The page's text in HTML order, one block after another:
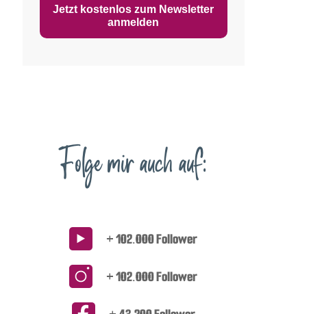
Jetzt kostenlos zum Newsletter
anmelden
Folge mir auch auf:
+ 102.000 Follower
+ 102.000 Follower